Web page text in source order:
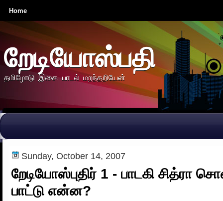
Home
றேடியோஸ்பதி
தமிழோடு இசை, பாடல் மறந்தறியேன்
Sunday, October 14, 2007
றேடியோஸ்புதிர் 1 - பாடகி சித்ரா
பாட்டு என்ன?